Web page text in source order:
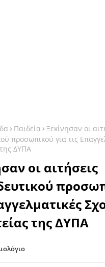
Παιδεία Ξεκίνησαν οι
προσωπικού για τις
ΔΥΠΑ
οι αιτήσεις
της ΔΥΠΑ